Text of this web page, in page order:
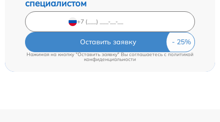
специалистом
Оставить заявку
Нажимая на кнопку "Оставить заявку" Вы соглашаетесь cполитикой
конфиденциальности